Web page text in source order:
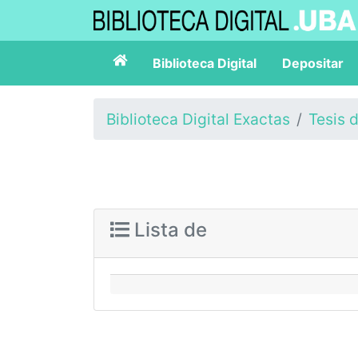
Biblioteca Digital Depositar
Biblioteca Digital Exactas Tesis
Lista de